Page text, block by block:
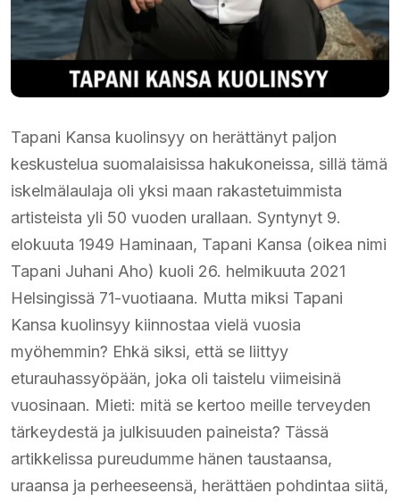
Tapani Kansa kuolinsyy on herättänyt paljon
keskustelua suomalaisissa hakukoneissa, sillä tämä
iskelmälaulaja oli yksi maan rakastetuimmista
artisteista yli 50 vuoden urallaan. Syntynyt 9.
elokuuta 1949 Haminaan, Tapani Kansa (oikea nimi
Tapani Juhani Aho) kuoli 26. helmikuuta 2021
Helsingissä 71-vuotiaana. Mutta miksi Tapani
Kansa kuolinsyy kiinnostaa vielä vuosia
myöhemmin? Ehkä siksi, että se liittyy
eturauhassyöpään, joka oli taistelu viimeisinä
vuosinaan. Mieti: mitä se kertoo meille terveyden
tärkeydestä ja julkisuuden paineista? Tässä
artikkelissa pureudumme hänen taustaansa,
uraansa ja perheeseensä, herättäen pohdintaa siitä,